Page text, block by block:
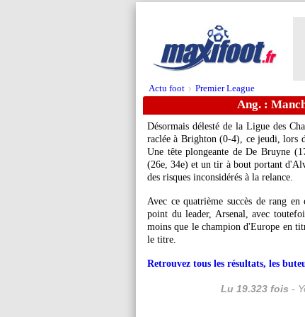
Actu foot > Premier League
Ang. :
Désormais délesté de la Ligue des
raclée à Brighton (0-4), ce jeudi, lors
Une tête plongeante de De Bruyne
(26e, 34e) et un tir à bout portant
des risques inconsidérés à la relance.
Avec ce quatrième succès de rang
point du leader, Arsenal, avec
moins que le champion d'Europe en
le titre.
Retrouvez tous les résultats, les
Lu 19.323 fois -